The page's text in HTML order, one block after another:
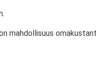
mahdollisuus